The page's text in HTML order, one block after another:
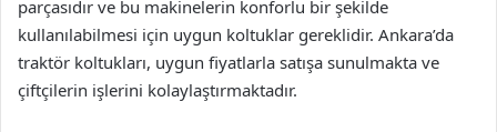
parçasıdır ve bu makinelerin konforlu bir şekilde
kullanılabilmesi için uygun koltuklar gereklidir. Ankara’da
traktör koltukları, uygun fiyatlarla satışa sunulmakta ve
çiftçilerin işlerini kolaylaştırmaktadır.